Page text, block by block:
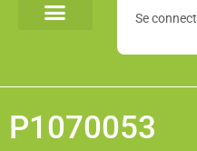
Se
P1070053